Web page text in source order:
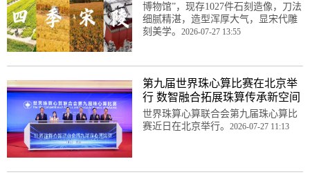
博物馆”，现存1027件石刻造像，刀法
细腻精湛，造型浑厚大气，显宋代雕
刻美学。 2026-07-27 13:55
第九届世界珠心算比赛在北京举
行 数智融合拓展珠算传承新空间
世界珠算心算联合会第九届珠心算比
赛近日在北京举行。 2026-07-27 11:13